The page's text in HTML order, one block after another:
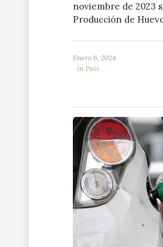
noviembre de 2023
Producción de
Enero 6, 2024
in País